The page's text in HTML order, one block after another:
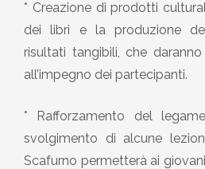
* Creazione di prodotti
dei libri e la produzione
risultati tangibili, che
all’impegno dei partecipanti.
* Rafforzamento del
svolgimento di alcune
Scafurno permetterà ai